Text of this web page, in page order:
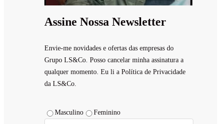
Assine Nossa Newsletter
Envie-me novidades e ofertas das empresas do
Grupo LS&Co. Posso cancelar minha assinatura a
qualquer momento. Eu li a Política de Privacidade
da LS&Co.
Masculino Feminino